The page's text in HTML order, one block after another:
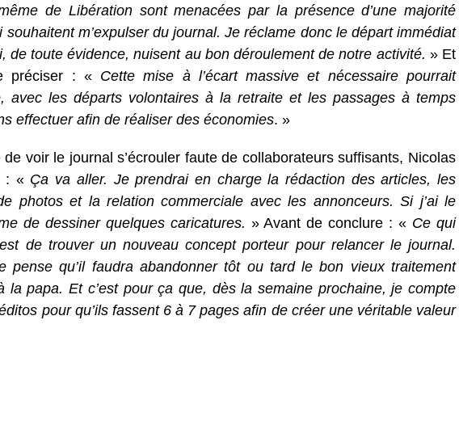
de Libération sont menacées par la présence d’une majorité
m’expulser du journal. Je réclame donc le départ immédiat
de toute évidence, nuisent au bon déroulement de notre activité. » Et
préciser : « Cette mise à l’écart massive et nécessaire pourrait
avec les départs volontaires à la retraite et les passages à temps
effectuer afin de réaliser des économies. »
voir le journal s’écrouler faute de collaborateurs suffisants, Nicolas
: « Ça va aller. Je prendrai en charge la rédaction des articles, les
photos et la relation commerciale avec les annonceurs. Si j’ai le
de dessiner quelques caricatures. » Avant de conclure : « Ce qui
de trouver un nouveau concept porteur pour relancer le journal.
pense qu’il faudra abandonner tôt ou tard le bon vieux traitement
la papa. Et c’est pour ça que, dès la semaine prochaine, je compte
pour qu’ils fassent 6 à 7 pages afin de créer une véritable valeur